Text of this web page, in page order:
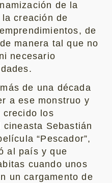
de la
creación de
de
manera tal que no
necesario
de una década
a ese monstruo y
crecido los
Sebastián
“Pescador”,
al país y que
cuando unos
un cargamento de